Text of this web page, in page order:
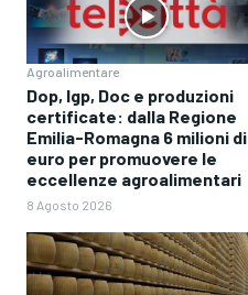
Agroalimentare
Dop, Igp, Doc e produzioni
certificate: dalla Regione
Emilia-Romagna 6 milioni di
euro per promuovere le
eccellenze agroalimentari
8 Agosto 2026